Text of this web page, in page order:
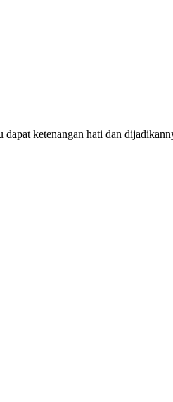
ketenangan hati dan